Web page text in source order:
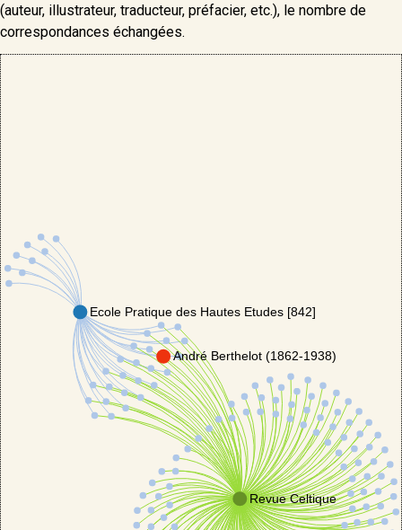
(auteur, illustrateur, traducteur, préfacier, etc.), le nombre de
correspondances échangées.